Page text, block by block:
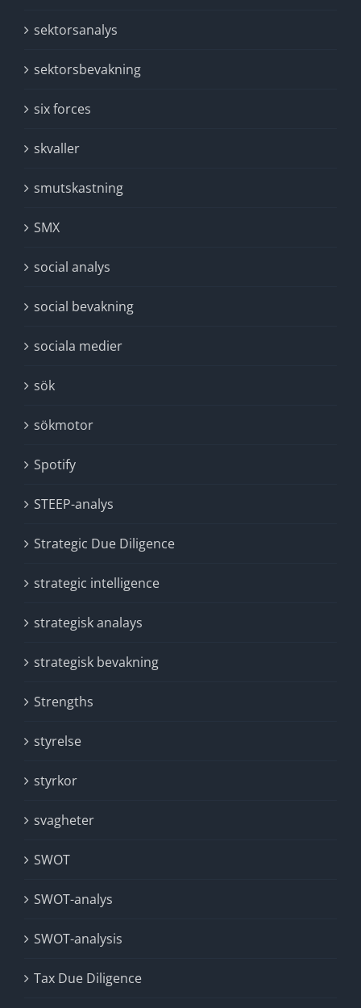
sektorsanalys
sektorsbevakning
six forces
skvaller
smutskastning
SMX
social analys
social bevakning
sociala medier
sök
sökmotor
Spotify
STEEP-analys
Strategic Due Diligence
strategic intelligence
strategisk analays
strategisk bevakning
Strengths
styrelse
styrkor
svagheter
SWOT
SWOT-analys
SWOT-analysis
Tax Due Diligence